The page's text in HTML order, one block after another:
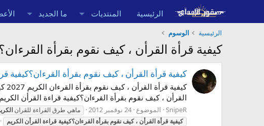
الرئيسية المنتديات ما الجديد
الرئيسية الوسوم
كيفية قرأة القرأن ، كيف نقوم بقرأة
كيفية قرأة القرأن ، كيف نقوم بقرأة القرءان؟كيفية
القرأن ، كيف نقوم بقرأة القرءان؟كيفية قراءة القرأن
SnipeR الموضوع 24 نوفمبر 2012 ماهي طرق القراءة للقران
كيفية قرأةالقرأن ، كيفنقوم بقرأةالقرءان؟كيفية قراءةالقرأن الكريم